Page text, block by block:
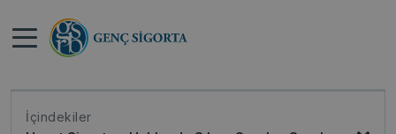
Anasayfa>
Sorular
İçindekiler